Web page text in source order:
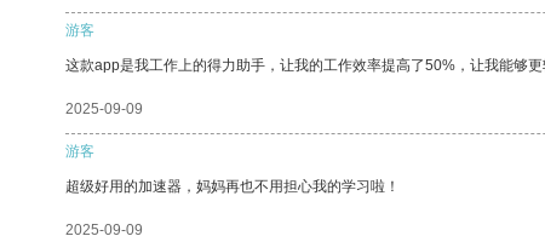
游客
这款app是我工作上的得力助手，让我的工作效率提高了50%，让我能够更
2025-09-09
游客
超级好用的加速器，妈妈再也不用担心我的学习啦！
2025-09-09